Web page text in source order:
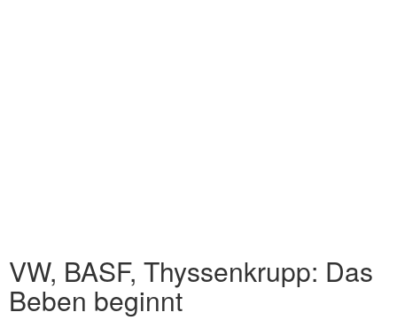
VW, BASF, Thyssenkrupp: Das
Beben beginnt